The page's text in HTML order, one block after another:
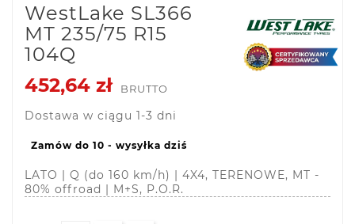
WestLake SL366
MT 235/75 R15
104Q
452,64 zł
BRUTTO
Dostawa w ciągu 1-3 dni
Zamów do 10 - wysyłka dziś
LATO | Q (do 160 km/h) | 4X4, TERENOWE, MT -
80% offroad | M+S, P.O.R.